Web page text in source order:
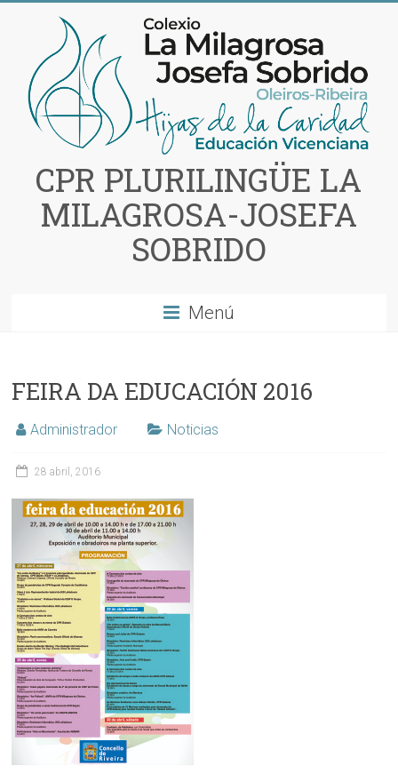
contenido
CPR PLURILINGÜE LA
MILAGROSA-JOSEFA
SOBRIDO
Menú
FEIRA DA EDUCACIÓN 2016
Administrador Noticias
28 abril, 2016